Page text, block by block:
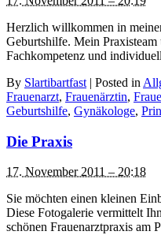
Herzlich willkommen in
Geburtshilfe. Mein
Fachkompetenz und
By Slartibartfast | Posted in
Frauenarzt, Frauenärztin,
Geburtshilfe, Gynäkologe,
Die Praxis
17. November 2011 – 20:18
Sie möchten einen kleinen
Diese Fotogalerie vermittelt
schönen Frauenarztpraxis am